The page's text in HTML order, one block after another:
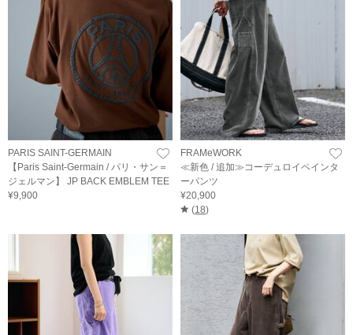
PARIS SAINT-GERMAIN
【Paris Saint-Germain / パリ・サン＝
ジェルマン】 JP BACK EMBLEM TEE
¥9,900
FRAMeWORK
≪新色 / 追加≫コーデュロイペインタ
ーパンツ
¥20,900
(18)